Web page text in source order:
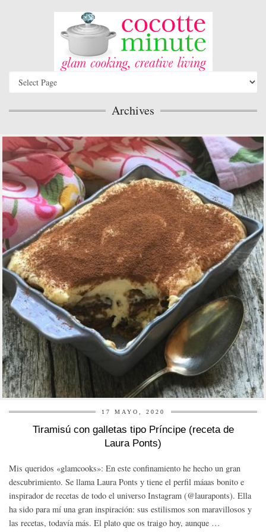
Archives
17 MAYO, 2020
Tiramisú con galletas tipo Príncipe (receta de
Laura Ponts)
Mis queridos «glamcooks»: En este confinamiento he hecho un gran
descubrimiento. Se llama Laura Ponts y tiene el perfil máaas bonito e
inspirador de recetas de todo el universo Instagram (@lauraponts). Ella
ha sido para mí una gran inspiración: sus estilismos son maravillosos y
las recetas, todavía más. El plato que os traigo hoy, aunque …